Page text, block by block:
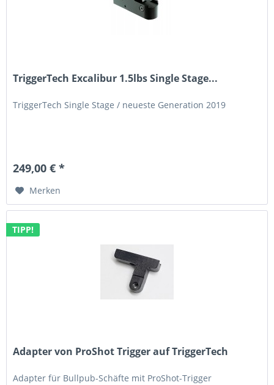
TriggerTech Excalibur 1.5lbs Single Stage...
TriggerTech Single Stage / neueste Generation 2019
249,00 € *
Merken
TIPP!
Adapter von ProShot Trigger auf TriggerTech
Adapter für Bullpub-Schäfte mit ProShot-Trigger